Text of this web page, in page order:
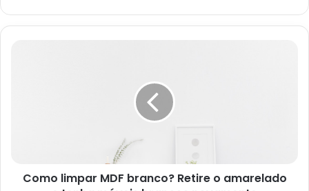
Como limpar MDF branco? Retire o amarelado